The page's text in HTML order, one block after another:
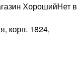
ХорошийНет в
корп. 1824,